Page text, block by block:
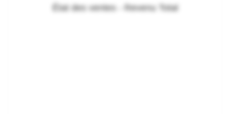
État des ventes - Revenu Total